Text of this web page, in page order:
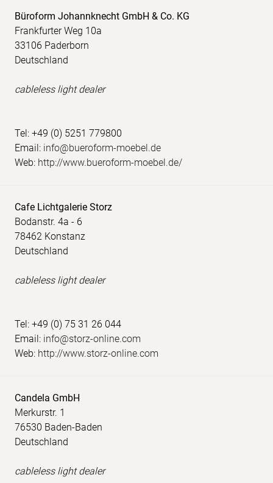
Büroform Johannknecht GmbH & Co. KG
Frankfurter Weg 10a
33106 Paderborn
Deutschland
cableless light dealer
Tel: +49 (0) 5251 779800
Email: info@bueroform-moebel.de
Web: http://www.bueroform-moebel.de/
Cafe Lichtgalerie Storz
Bodanstr. 4a - 6
78462 Konstanz
Deutschland
cableless light dealer
Tel: +49 (0) 75 31 26 044
Email: info@storz-online.com
Web: http://www.storz-online.com
Candela GmbH
Merkurstr. 1
76530 Baden-Baden
Deutschland
cableless light dealer